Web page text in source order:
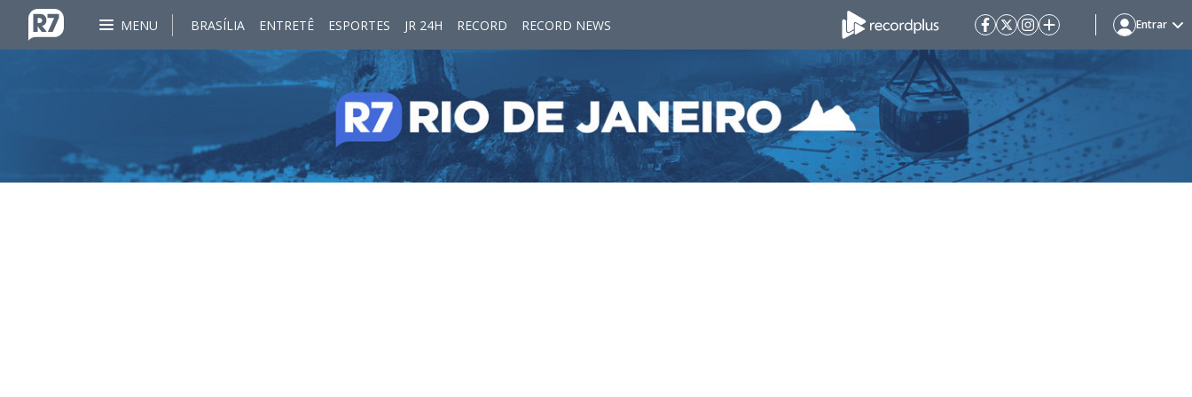
MENU BRASÍLIA ENTRETÊ ESPORTES JR 24H RECORD RECORD NEWS Entrar